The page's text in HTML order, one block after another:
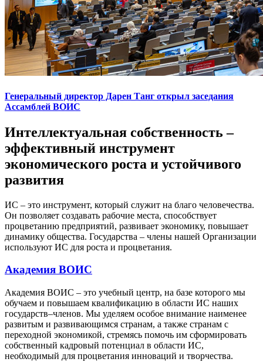
Генеральный директор Дарен Танг открыл заседания
Ассамблей ВОИС
Интеллектуальная собственность –
эффективный инструмент
экономического роста и устойчивого
развития
ИС – это инструмент, который служит на благо человечества.
Он позволяет создавать рабочие места, способствует
процветанию предприятий, развивает экономику, повышает
динамику общества. Государства – члены нашей Организации
используют ИС для роста и процветания.
Академия ВОИС
Академия ВОИС – это учебный центр, на базе которого мы
обучаем и повышаем квалификацию в области ИС наших
государств–членов. Мы уделяем особое внимание наименее
развитым и развивающимся странам, а также странам с
переходной экономикой, стремясь помочь им сформировать
собственный кадровый потенциал в области ИС,
необходимый для процветания инноваций и творчества.